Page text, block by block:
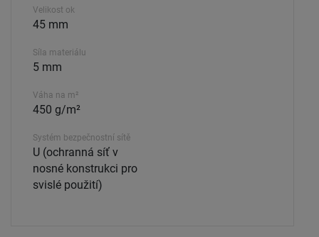
Velikost ok
45 mm
Síla materiálu
5 mm
Váha na m²
450 g/m²
Systém bezpečnostní sítě
U (ochranná síť v
nosné konstrukci pro
svislé použití)